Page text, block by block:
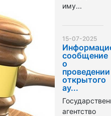
иму...
15-07-2025
сообщение
о
проведении
открытого
ау...
агентство